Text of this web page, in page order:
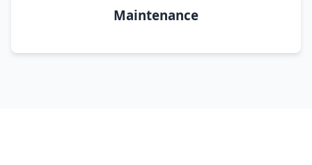
Maintenance